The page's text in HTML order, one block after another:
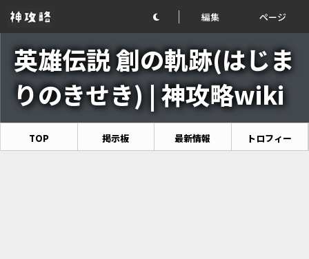
編集 ページ
英雄伝説 創の軌跡(はじま
りのきせき) | 神攻略wiki
TOP 掲示板 最新情報 トロフィー